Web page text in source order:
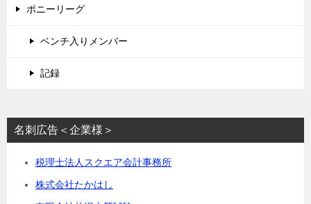
ポニーリーグ
ベンチ入りメンバー
記録
名刺広告＜企業様＞
税理士法人スクエア会計事務所
株式会社たかはし